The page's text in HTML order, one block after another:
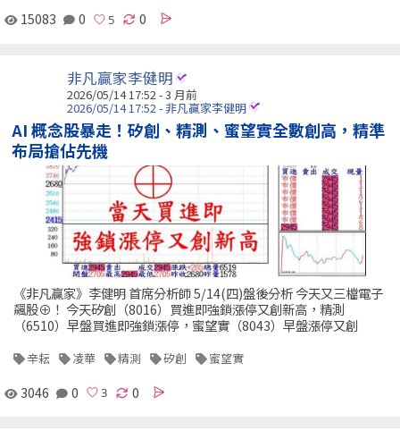
15083 0 0
非凡贏家李健明
2026/05/14 17:52 - 3 月前
2026/05/14 17:52 - 非凡贏家李健明
AI 概念股暴走！矽創、精測、蜜望實全數創高，精準
布局搶佔先機
《非凡贏家》李健明 首席分析師 5/14(四)盤後分析 今天又三檔電子
飆股⊕！ 今天矽創（8016）買進即強鎖漲停又創新高，精測
（6510）早盤買進即強鎖漲停，蜜望實（8043）早盤漲停又創
辛耘 凌華 精測 矽創 蜜望實
3046 0 0